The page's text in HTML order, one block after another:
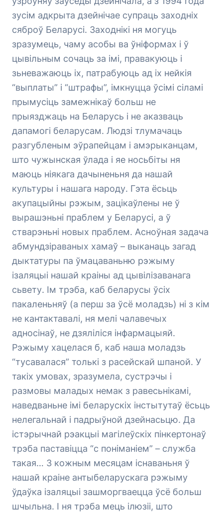
зусім адкрыта дзейнічае супраць заходніх
сяброў Беларусі. Заходнікі ня могуць
зразумець, чаму асобы ва ўніформах і ў
цывільным сочаць за імі, правакуюць і
зьневажаюць іх, патрабуюць ад іх нейкія
“выплаты” і “штрафы”, імкнуцца ўсімі сіламі
прымусіць замежнікаў больш не
прыязджаць на Беларусь і не аказваць
дапамогі беларусам. Людзі тлумачаць
разгубленым эўрапейцам і амэрыканцам,
што чужынская ўлада і яе носьбіты ня
маюць ніякага дачыненьня да нашай
культуры і нашага народу. Гэта ёсьць
акупацыйны рэжым, зацікаўлены не ў
вырашэньні праблем у Беларусі, а ў
стварэньні новых праблем. Асноўная задача
абмундзіраваных хамаў – выканаць загад
дыктатуры па ўмацаваньню рэжыму
ізаляцыі нашай краіны ад цывілізаванага
сьвету. Ім трэба, каб беларусы ўсіх
пакаленьняў (а перш за ўсё моладзь) ні з кім
не кантактавалі, ня мелі чалавечых
адносінаў, не дзяліліся інфармацыяй.
Рэжыму хацелася б, каб наша моладзь
“тусавалася” толькі з расейскай шпаной. У
такіх умовах, зразумела, сустрэчы і
размовы маладых немак з равесьнікамі,
наведваньне імі беларускіх інстытутаў ёсьць
нелегальнай і падрыўной дзейнасьцю. Да
істэрычнай рэакцыі магілеўскіх пінкертонаў
трэба паставіцца “с поніманіем” – служба
такая… З кожным месяцам існаваньня ў
нашай краіне антыбеларускага рэжыму
ўдаўка ізаляцыі зашморгваецца ўсё больш
шчыльна. І ня трэба мець ілюзіі, што